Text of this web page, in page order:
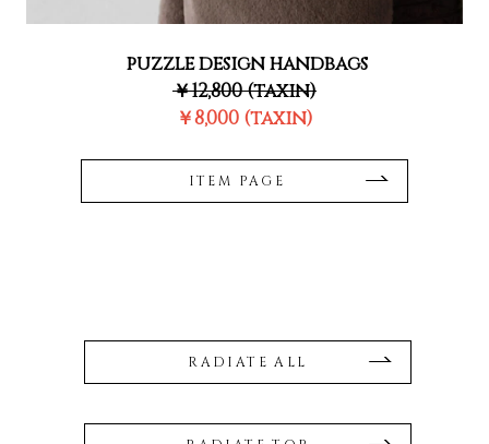
puzzle design handbags
￥12,800 (taxin)
￥8,000 (taxin)
ITEM PAGE
RADIATE ALL